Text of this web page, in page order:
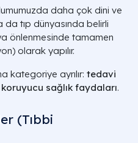
daha çok dini ve
tıp dünyasında belirli
önlenmesinde tamamen
olarak yapılır.
kategoriye ayrılır: tedavi
koruyucu sağlık faydaları.
(Tıbbi